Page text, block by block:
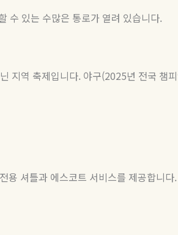
수 있는 수많은 통로가 열려 있습니다.
지역 축제입니다. 야구(2025년 전국 챔
용 셔틀과 에스코트 서비스를 제공합니다.